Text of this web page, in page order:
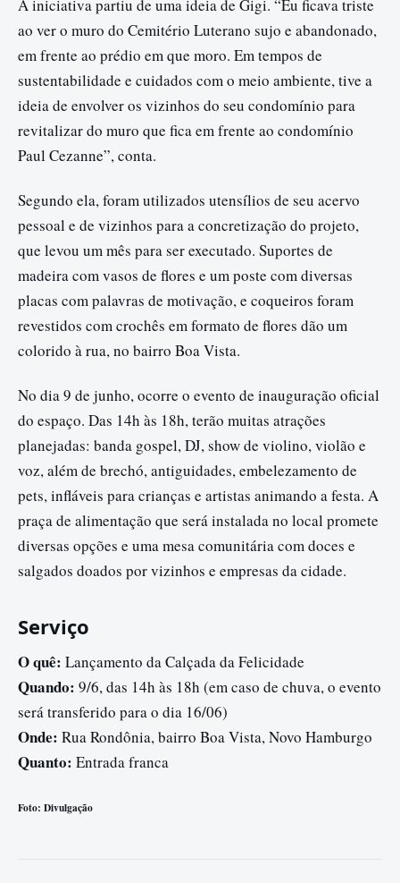
A iniciativa partiu de uma ideia de Gigi. “Eu ficava triste
ao ver o muro do Cemitério Luterano sujo e abandonado,
em frente ao prédio em que moro. Em tempos de
sustentabilidade e cuidados com o meio ambiente, tive a
ideia de envolver os vizinhos do seu condomínio para
revitalizar do muro que fica em frente ao condomínio
Paul Cezanne”, conta.
Segundo ela, foram utilizados utensílios de seu acervo
pessoal e de vizinhos para a concretização do projeto,
que levou um mês para ser executado. Suportes de
madeira com vasos de flores e um poste com diversas
placas com palavras de motivação, e coqueiros foram
revestidos com crochês em formato de flores dão um
colorido à rua, no bairro Boa Vista.
No dia 9 de junho, ocorre o evento de inauguração oficial
do espaço. Das 14h às 18h, terão muitas atrações
planejadas: banda gospel, DJ, show de violino, violão e
voz, além de brechó, antiguidades, embelezamento de
pets, infláveis para crianças e artistas animando a festa. A
praça de alimentação que será instalada no local promete
diversas opções e uma mesa comunitária com doces e
salgados doados por vizinhos e empresas da cidade.
Serviço
O quê: Lançamento da Calçada da Felicidade
Quando: 9/6, das 14h às 18h (em caso de chuva, o evento
será transferido para o dia 16/06)
Onde: Rua Rondônia, bairro Boa Vista, Novo Hamburgo
Quanto: Entrada franca
Foto: Divulgação